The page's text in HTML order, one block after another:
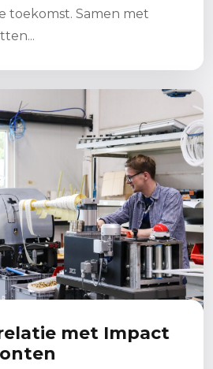
toekomst. Samen met
met Impact